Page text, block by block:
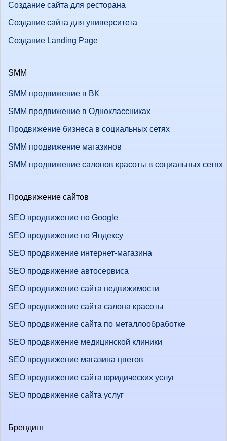
Создание сайта для ресторана
Создание сайта для университета
Создание Landing Page
SMM
SMM продвижение в ВК
SMM продвижение в Одноклассниках
Продвижение бизнеса в социальных сетях
SMM продвижение магазинов
SMM продвижение салонов красоты в социальных сетях
Продвижение сайтов
SEO продвижение по Google
SEO продвижение по Яндексу
SEO продвижение интернет-магазина
SEO продвижение автосервиса
SEO продвижение сайта недвижимости
SEO продвижение сайта салона красоты
SEO продвижение сайта по металлообработке
SEO продвижение медицинской клиники
SEO продвижение магазина цветов
SEO продвижение сайта юридических услуг
SEO продвижение сайта услуг
Брендинг